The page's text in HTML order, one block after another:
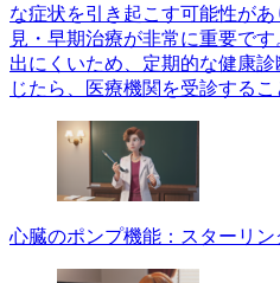
な症状を引き起こす可能性が
見・早期治療が非常に重要で
出にくいため、定期的な健康
じたら、医療機関を受診するこ
心臓のポンプ機能：スターリン